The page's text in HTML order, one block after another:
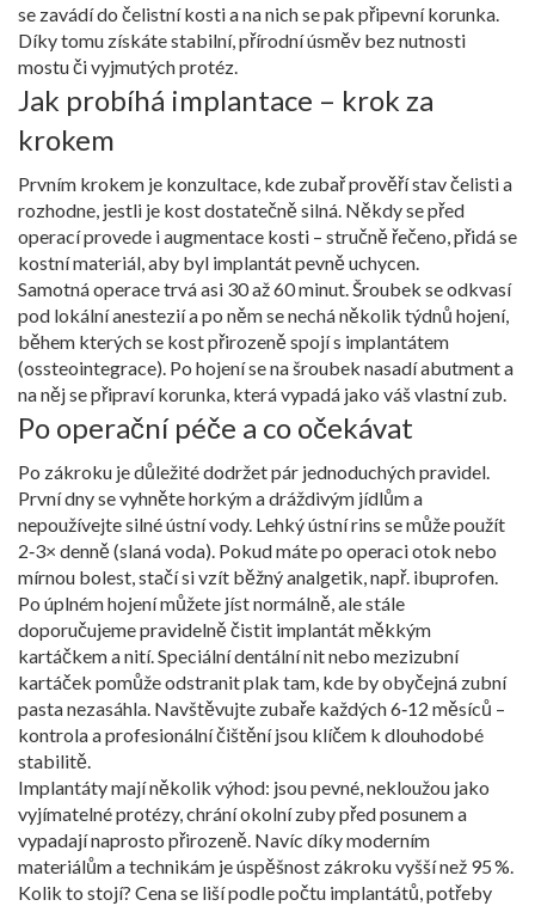
se zavádí do čelistní kosti a na nich se pak připevní korunka.
Díky tomu získáte stabilní, přírodní úsměv bez nutnosti
mostu či vyjmutých protéz.
Jak probíhá implantace – krok za
krokem
Prvním krokem je konzultace, kde zubař prověří stav čelisti a
rozhodne, jestli je kost dostatečně silná. Někdy se před
operací provede i augmentace kosti – stručně řečeno, přidá se
kostní materiál, aby byl implantát pevně uchycen.
Samotná operace trvá asi 30 až 60 minut. Šroubek se odkvasí
pod lokální anestezií a po něm se nechá několik týdnů hojení,
během kterých se kost přirozeně spojí s implantátem
(ossteointegrace). Po hojení se na šroubek nasadí abutment a
na něj se připraví korunka, která vypadá jako váš vlastní zub.
Po operační péče a co očekávat
Po zákroku je důležité dodržet pár jednoduchých pravidel.
První dny se vyhněte horkým a dráždivým jídlům a
nepoužívejte silné ústní vody. Lehký ústní rins se může použít
2‑3× denně (slaná voda). Pokud máte po operaci otok nebo
mírnou bolest, stačí si vzít běžný analgetik, např. ibuprofen.
Po úplném hojení můžete jíst normálně, ale stále
doporučujeme pravidelně čistit implantát měkkým
kartáčkem a nití. Speciální dentální nit nebo mezizubní
kartáček pomůže odstranit plak tam, kde by obyčejná zubní
pasta nezasáhla. Navštěvujte zubaře každých 6‑12 měsíců –
kontrola a profesionální čištění jsou klíčem k dlouhodobé
stabilitě.
Implantáty mají několik výhod: jsou pevné, nekloužou jako
vyjímatelné protézy, chrání okolní zuby před posunem a
vypadají naprosto přirozeně. Navíc díky moderním
materiálům a technikám je úspěšnost zákroku vyšší než 95 %.
Kolik to stojí? Cena se liší podle počtu implantátů, potřeby